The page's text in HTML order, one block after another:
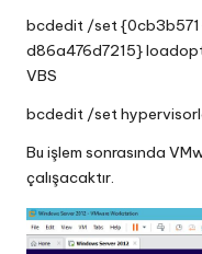
bcdedit /set
d86a476d7215}
VBS
bcdedit /set
Bu işlem sonrasında
çalışacaktır.